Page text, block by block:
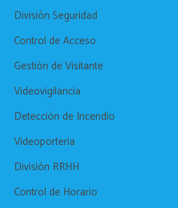
División Seguridad
Control de Acceso
Gestión de Visitante
Videovigilancia
Detección de Incendio
Videoporteria
División RRHH
Control de Horario